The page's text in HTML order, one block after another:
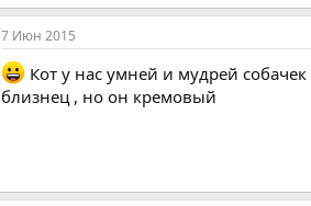
7 Июн 2015
Кот у нас умней и мудрей
близнец , но он кремовый